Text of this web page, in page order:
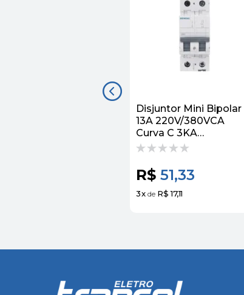
Disjuntor Mini Bipolar
13A 220V/380VCA
Curva C 3KA
5SL12137MB Siemens
R$ 51,33
3x de R$ 17,11